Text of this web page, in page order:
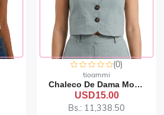
(0)
tioammi
Chaleco De Dama Montage
USD15.00
Bs.: 11,338.50